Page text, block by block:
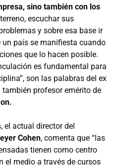
sino también con los
escuchar sus
y sobre esa base ir
país se manifiesta cuando
que lo hacen posible.
es fundamental para
son las palabras del ex
profesor emérito de
el actual director del
Cohen, comenta que “las
tienen como centro
el medio a través de cursos